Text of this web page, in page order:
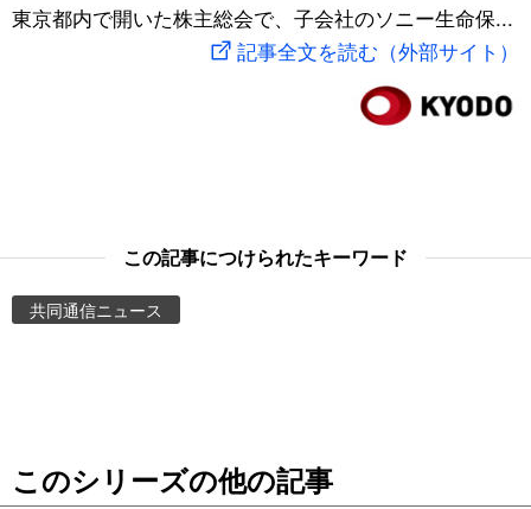
文化
動画/Live
Images
お知らせ
スポーツ・東京2020
東京都内で開いた株主総会で、子会社のソニー生命保...
記事全文を読む（外部サイト）
この記事につけられたキーワード
共同通信ニュース
このシリーズの他の記事